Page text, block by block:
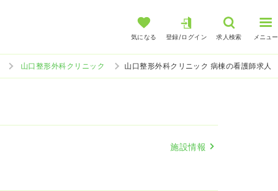
気になる 登録/ログイン 求人検索 メニュー
山口整形外科クリニック 山口整形外科クリニック 病棟の看護師求人
施設情報